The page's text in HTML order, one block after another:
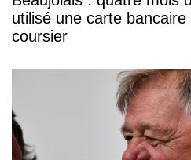
utilisé une carte
coursier